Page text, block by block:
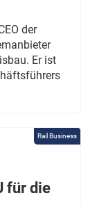
der
Er ist
Rail Business
für die